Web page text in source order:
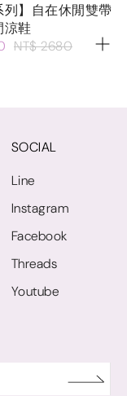
列】自在休閒雙帶
涼鞋
NT$ 2680
SOCIAL
Line
Instagram
Facebook
Threads
Youtube